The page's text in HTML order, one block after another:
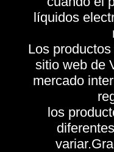
líquidos
Los
sitio web de
mercado
los